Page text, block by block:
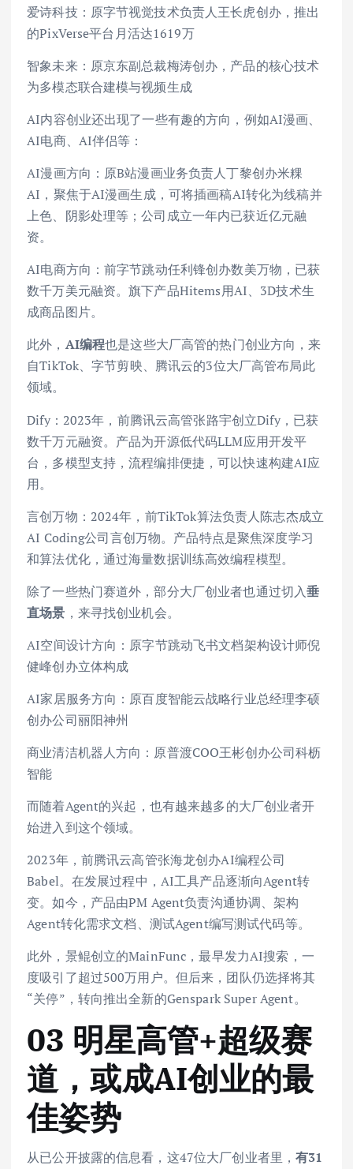
爱诗科技：原字节视觉技术负责人王长虎创办，推出
的PixVerse平台月活达1619万
智象未来：原京东副总裁梅涛创办，产品的核心技术
为多模态联合建模与视频生成
AI内容创业还出现了一些有趣的方向，例如AI漫画、
AI电商、AI伴侣等：
AI漫画方向：原B站漫画业务负责人丁黎创办米粿
AI，聚焦于AI漫画生成，可将插画稿AI转化为线稿并
上色、阴影处理等；公司成立一年内已获近亿元融
资。
AI电商方向：前字节跳动任利锋创办数美万物，已获
数千万美元融资。旗下产品Hitems用AI、3D技术生
成商品图片。
此外， AI编程也是这些大厂高管的热门创业方向，来
自TikTok、字节剪映、腾讯云的3位大厂高管布局此
领域。
Dify：2023年，前腾讯云高管张路宇创立Dify，已获
数千万元融资。产品为开源低代码LLM应用开发平
台，多模型支持，流程编排便捷，可以快速构建AI应
用。
言创万物：2024年，前TikTok算法负责人陈志杰成立
AI Coding公司言创万物。产品特点是聚焦深度学习
和算法优化，通过海量数据训练高效编程模型。
除了一些热门赛道外，部分大厂创业者也通过切入垂
直场景 ，来寻找创业机会。
AI空间设计方向：原字节跳动飞书文档架构设计师倪
健峰创办立体构成
AI家居服务方向：原百度智能云战略行业总经理李硕
创办公司丽阳神州
商业清洁机器人方向：原普渡COO王彬创办公司科枥
智能
而随着Agent的兴起，也有越来越多的大厂创业者开
始进入到这个领域。
2023年，前腾讯云高管张海龙创办AI编程公司
Babel。在发展过程中，AI工具产品逐渐向Agent转
变。如今，产品由PM Agent负责沟通协调、架构
Agent转化需求文档、测试Agent编写测试代码等。
此外，景鲲创立的MainFunc，最早发力AI搜索，一
度吸引了超过500万用户。但后来，团队仍选择将其
“关停”，转向推出全新的Genspark Super Agent。
03 明星高管+超级赛
道，或成AI创业的最
佳姿势
从已公开披露的信息看，这47位大厂创业者里，有31